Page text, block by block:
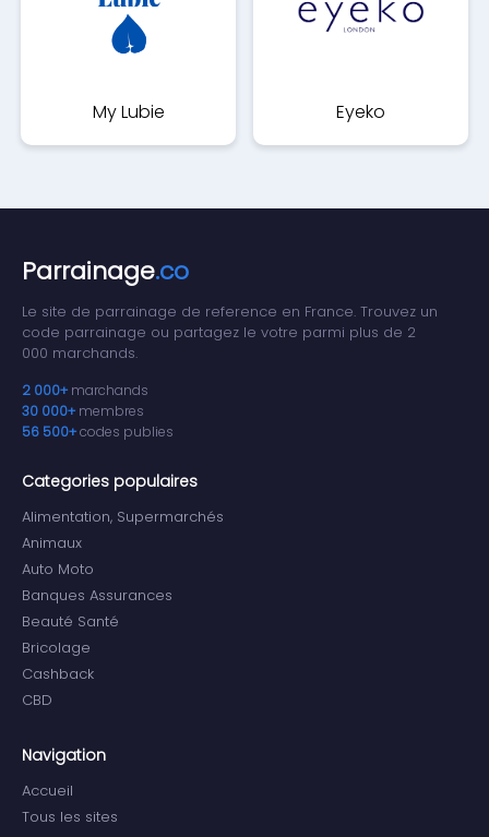
My Lubie Eyeko
Parrainage.co
Le site de parrainage de reference en France. Trouvez un
code parrainage ou partagez le votre parmi plus de 2
000 marchands.
2 000+ marchands
30 000+ membres
56 500+codes publies
Categories populaires
Alimentation, Supermarchés
Animaux
Auto Moto
Banques Assurances
Beauté Santé
Bricolage
Cashback
CBD
Navigation
Accueil
Tous les sites